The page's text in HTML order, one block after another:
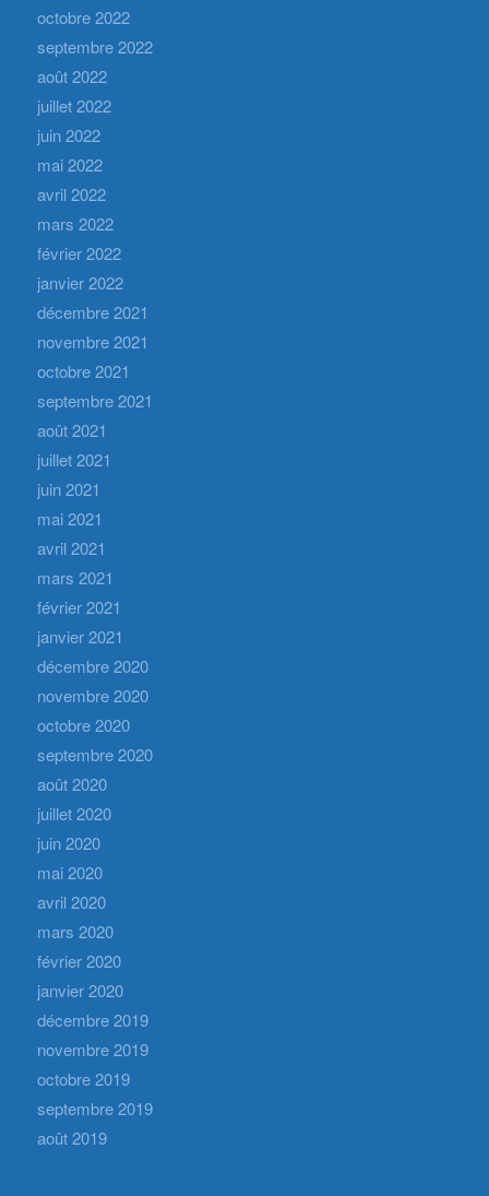
octobre 2022
septembre 2022
août 2022
juillet 2022
juin 2022
mai 2022
avril 2022
mars 2022
février 2022
janvier 2022
décembre 2021
novembre 2021
octobre 2021
septembre 2021
août 2021
juillet 2021
juin 2021
mai 2021
avril 2021
mars 2021
février 2021
janvier 2021
décembre 2020
novembre 2020
octobre 2020
septembre 2020
août 2020
juillet 2020
juin 2020
mai 2020
avril 2020
mars 2020
février 2020
janvier 2020
décembre 2019
novembre 2019
octobre 2019
septembre 2019
août 2019